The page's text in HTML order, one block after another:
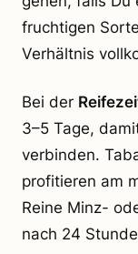
fruchtigen
Verhältnis
Bei der
3–5 Tage,
verbinden.
profitieren am
Reine Minz-
nach 24